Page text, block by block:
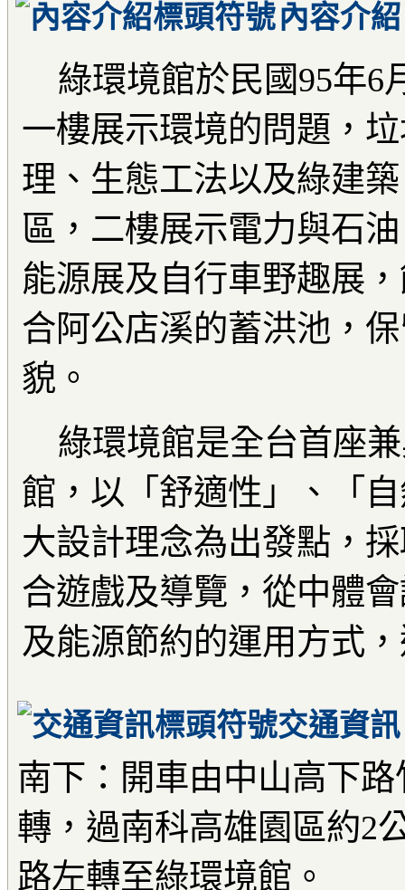
內容介紹
綠環境館於民國95年6
一樓展示環境的問題，
理、生態工法以及綠建
區，二樓展示電力與石
能源展及自行車野趣展
合阿公店溪的蓄洪池，
貌。
綠環境館是全台首座
館，以「舒適性」、「
大設計理念為出發點，
合遊戲及導覽，從中體
及能源節約的運用方式
交通資訊
南下：開車由中山高下
轉，過南科高雄園區約2
路左轉至綠環境館。